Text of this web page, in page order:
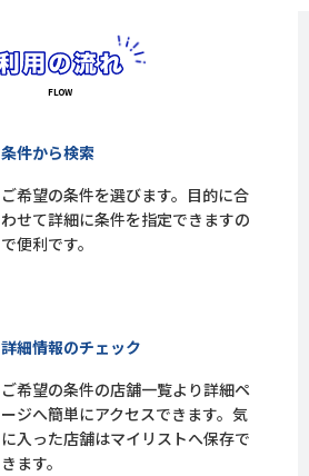
条件から検索
ご希望の条件を選びます。目的に合
わせて詳細に条件を指定できますの
で便利です。
詳細情報のチェック
ご希望の条件の店舗一覧より詳細ペ
ージへ簡単にアクセスできます。気
に入った店舗はマイリストへ保存で
きます。